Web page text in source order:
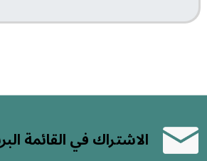
الاشتراك في القائمة